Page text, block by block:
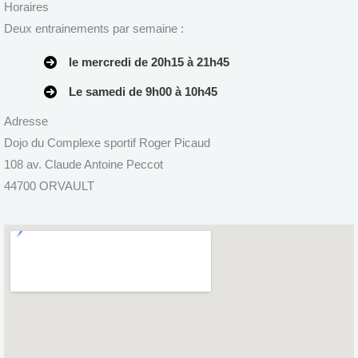
Horaires
Deux entrainements par semaine :
le mercredi de 20h15 à 21h45
Le samedi de 9h00 à 10h45
Adresse
Dojo du Complexe sportif Roger Picaud
108 av. Claude Antoine Peccot
44700 ORVAULT